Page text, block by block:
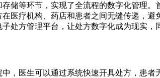
储等环节，实现了全流程的数字化管理
医疗机构、药店和患者之间无缝传递，
处方管理平台，让处方数字化成为现实，
，医生可以通过系统快速开具处方，患